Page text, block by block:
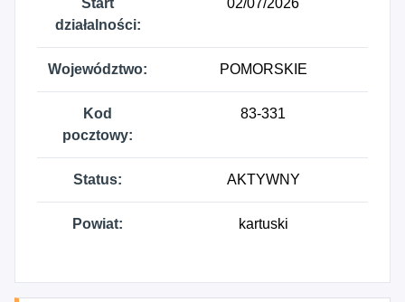
Start
działalności:
02/07/2026
Województwo: POMORSKIE
Kod
pocztowy:
83-331
Status: AKTYWNY
Powiat: kartuski